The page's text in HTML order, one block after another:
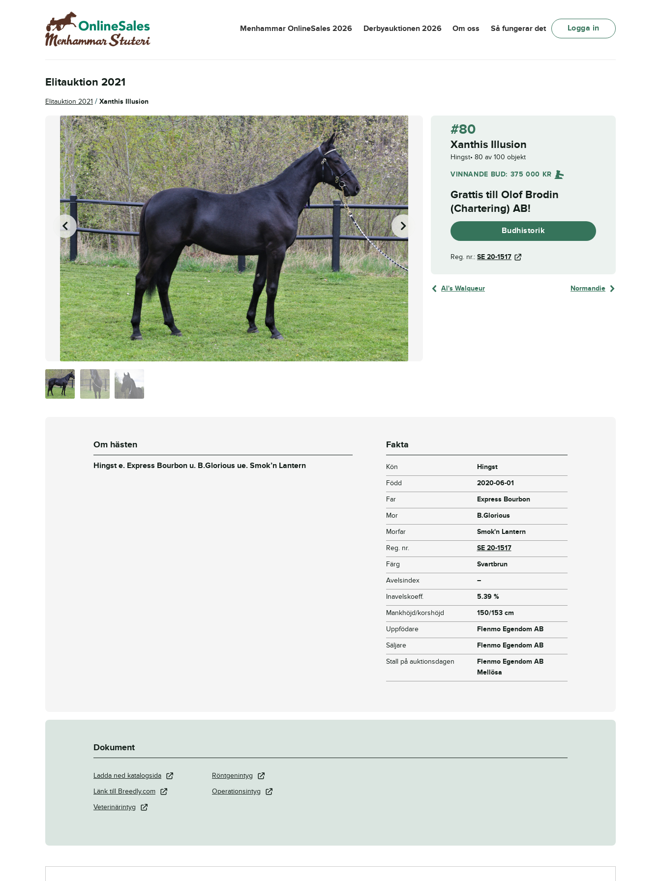
Hoppa
till
navigering
Hoppa
till
innehåll
Menhammar OnlineSales 2026 Derbyauktionen 2026 Om oss Så fungerar det Logga in
Elitauktion 2021
Elitauktion 2021 / Xanthis Illusion
#80
Xanthis Illusion
Hingst 80 av 100 objekt
VINNANDE BUD: 375 000 KR
Grattis till Olof Brodin
(Chartering) AB!
Budhistorik
Reg. nr.: SE 20-1517
Al's Walqueur Normandie
Om hästen
Hingst e. Express Bourbon u. B.Glorious ue. Smok’n Lantern
Fakta
Kön
Hingst
Född
2020-06-01
Far
Express Bourbon
Mor
B.Glorious
Morfar
Smok'n Lantern
Reg. nr.
SE 20-1517
Färg
Svartbrun
Avelsindex
–
Inavelskoeff.
5.39 %
Mankhöjd/korshöjd
150/153 cm
Uppfödare
Flenmo Egendom AB
Säljare
Flenmo Egendom AB
Stall på auktionsdagen
Flenmo Egendom AB
Mellösa
Dokument
Ladda ned katalogsida
Länk till Breedly.com
Veterinärintyg
Röntgenintyg
Operationsintyg